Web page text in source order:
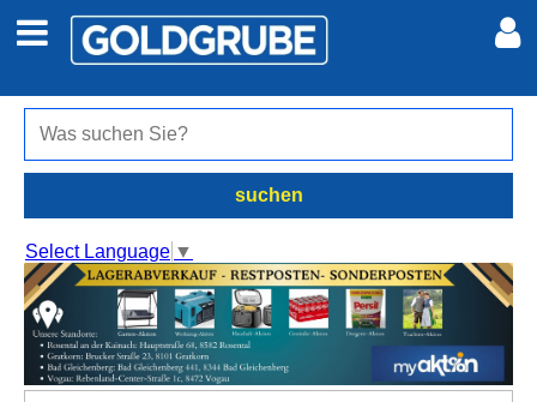
Auto + Motor
Jobs
Marktplatz
Erotik
Meine Inserate
Anmelden
suchen
Select Language ▼